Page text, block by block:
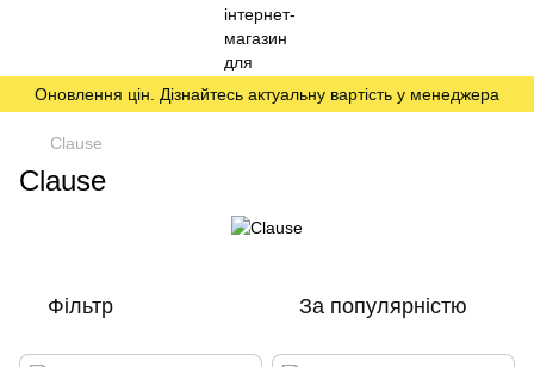
Оновлення цін. Дізнайтесь актуальну вартість у менеджера
Clause
Clause
Фільтр За популярністю